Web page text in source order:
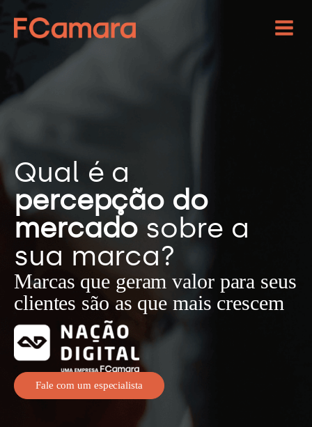
Qual é a
percepção do
mercado sobre a
sua marca?
Marcas que geram valor para seus
clientes são as que mais crescem
Fale com um especialista